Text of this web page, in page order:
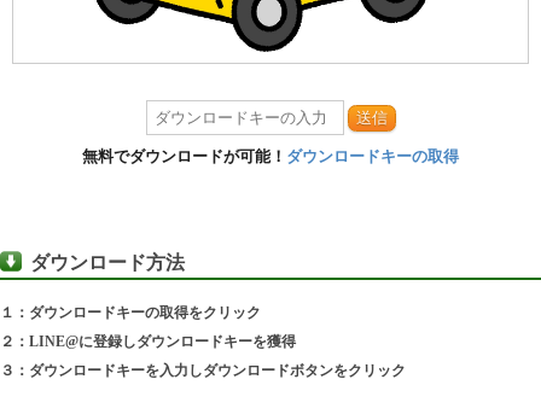
送信
無料でダウンロードが可能！ ダウンロードキーの取得
ダウンロード方法
１：ダウンロードキーの取得をクリック
２：LINE@に登録しダウンロードキーを獲得
３：ダウンロードキーを入力しダウンロードボタンをクリック